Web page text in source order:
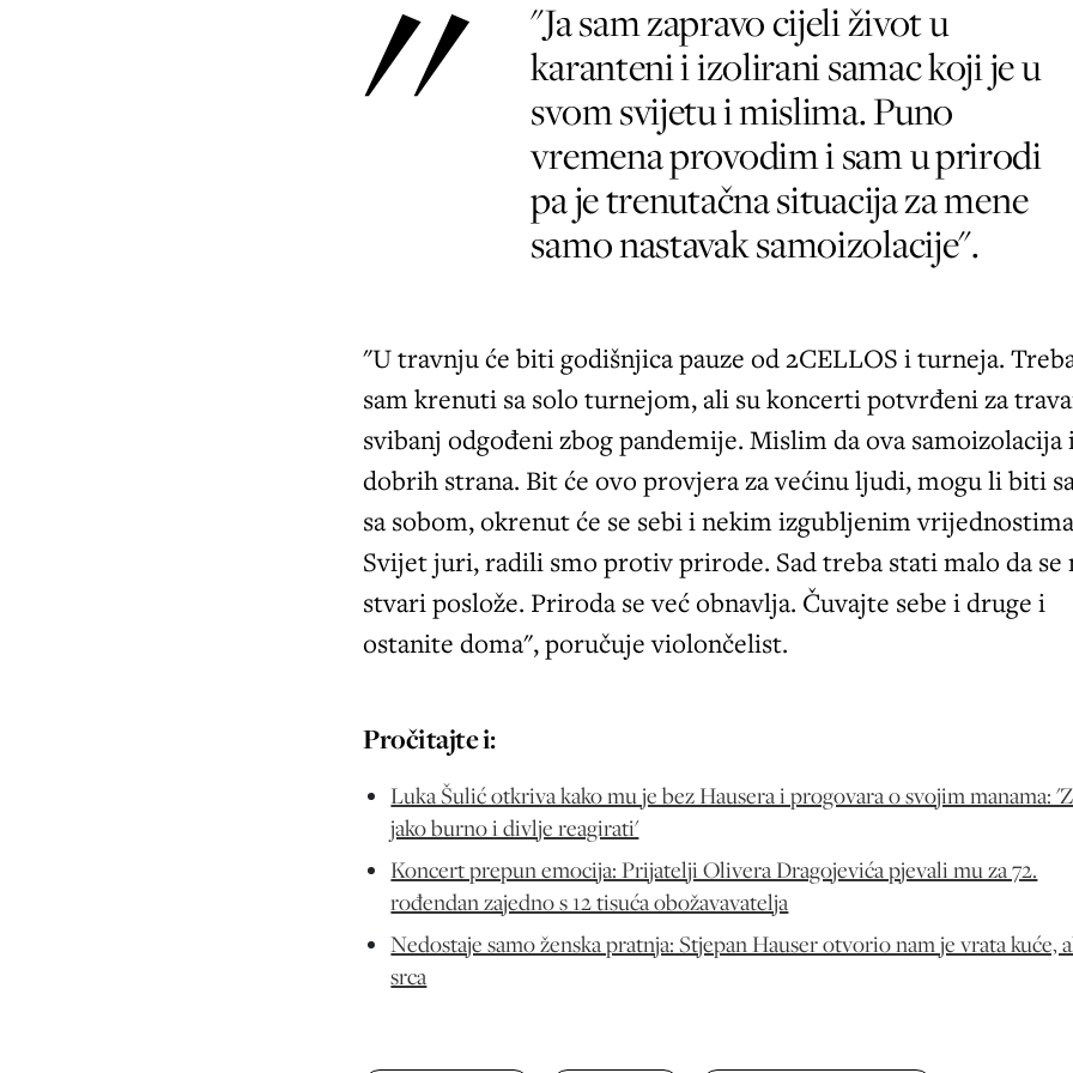
"Ja sam zapravo cijeli život u
karanteni i izolirani samac koji je u
svom svijetu i mislima. Puno
vremena provodim i sam u prirodi
pa je trenutačna situacija za mene
samo nastavak samoizolacije".
"U travnju će biti godišnjica pauze od 2CELLOS i turneja.
sam krenuti sa solo turnejom, ali su koncerti potvrđeni za
svibanj odgođeni zbog pandemije. Mislim da ova samoizolacija
dobrih strana. Bit će ovo provjera za većinu ljudi, mogu li biti
sa sobom, okrenut će se sebi i nekim izgubljenim
Svijet juri, radili smo protiv prirode. Sad treba stati malo da se
stvari poslože. Priroda se već obnavlja. Čuvajte sebe i druge i
ostanite doma", poručuje violončelist.
Pročitajte i:
Luka Šulić otkriva kako mu je bez Hausera i progovara o svojim manama:
jako burno i divlje reagirati'
Koncert prepun emocija: Prijatelji Olivera Dragojevića pjevali mu za 72.
rođendan zajedno s 12 tisuća obožavavatelja
Nedostaje samo ženska pratnja: Stjepan Hauser otvorio nam je vrata kuće,
srca